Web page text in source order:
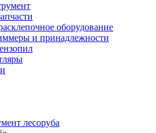
оборудование
и принадлежности
лесоруба